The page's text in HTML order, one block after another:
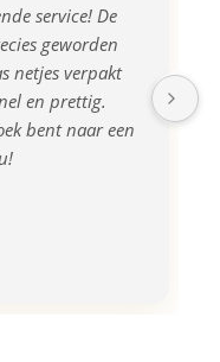
service! De
geworden
netjes verpakt
en prettig.
bent naar een